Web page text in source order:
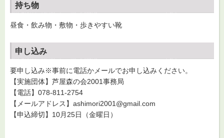
持ち物
昼食・飲み物・敷物・歩きやすい靴
申し込み
要申し込み※事前に電話かメールでお申し込みください。
【実施団体】芦屋森の会2001事務局
【電話】078-811-2754
【メールアドレス】ashimori2001@gmail.com
【申込締切】10月25日（金曜日）